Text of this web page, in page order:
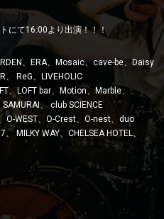
にて16:00より出演！！！
、ERA、Mosaic、cave-be、Daisy
、 ReG、LIVEHOLIC
LOFT bar、Motion、Marble、
、 club SCIENCE
WEST、O-Crest、O-nest、duo
MILKY WAY、CHELSEA HOTEL、